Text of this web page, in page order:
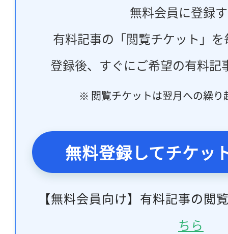
無料会員に登録
有料記事の「閲覧チケット」
登録後、すぐにご希望の有料記
※ 閲覧チケットは翌月への繰り
無料登録してチケッ
【無料会員向け】有料記事の閲
ちら